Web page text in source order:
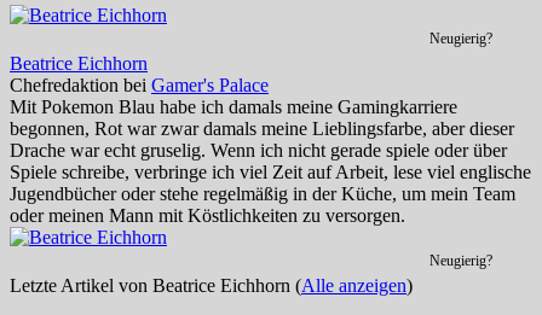
Neugierig?
Beatrice Eichhorn
Chefredaktion bei Gamer's Palace
Mit Pokemon Blau habe ich damals meine Gamingkarriere
begonnen, Rot war zwar damals meine Lieblingsfarbe, aber dieser
Drache war echt gruselig. Wenn ich nicht gerade spiele oder über
Spiele schreibe, verbringe ich viel Zeit auf Arbeit, lese viel englische
Jugendbücher oder stehe regelmäßig in der Küche, um mein Team
oder meinen Mann mit Köstlichkeiten zu versorgen.
Neugierig?
Letzte Artikel von Beatrice Eichhorn (Alle anzeigen)